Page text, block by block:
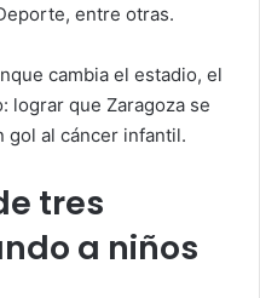
entre otras.
cambia el estadio, el
lograr que Zaragoza se
gol al cáncer infantil.
tres
a niños